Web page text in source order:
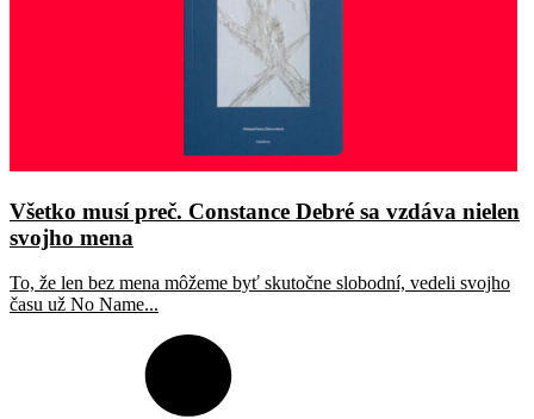
Všetko musí preč. Constance Debré sa vzdáva nielen
svojho mena
To, že len bez mena môžeme byť skutočne slobodní, vedeli svojho
času už No Name...